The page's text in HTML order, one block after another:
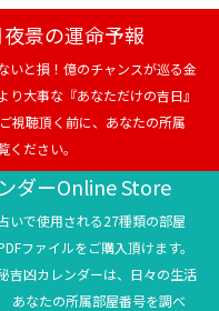
景の運命予報
いと損！億のチャンスが巡る金
り大事な『あなただけの吉日』
視聴頂く前に、あなたの所属
ださい。
ダーOnline Store
いで使用される27種類の部屋
ファイルをご購入頂けます。
吉凶カレンダーは、日々の生活
あなたの所属部屋番号を調べ